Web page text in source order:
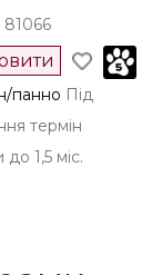
81066
панно Під
термін
до 1,5 міс.